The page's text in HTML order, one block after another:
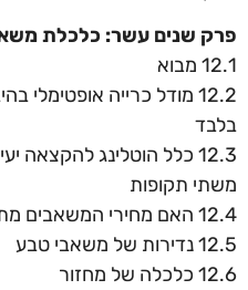
פרק שנים עשר: כלכלת
12.1 מבוא
12.2 מודל כרייה
בלבד
12.3 כלל הוטלינג
משתי תקופות
12.4 האם מחירי המשאבים מתנהגים לפי כלל הוטלינג?
12.5 נדירות של משאבי טבע
12.6 כלכלה של מחזור